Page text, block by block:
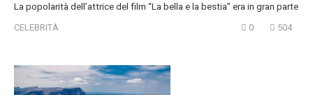
La popolarità dell’attrice del film “La bella e la bestia” era in gran parte
CELEBRITÀ 0 504